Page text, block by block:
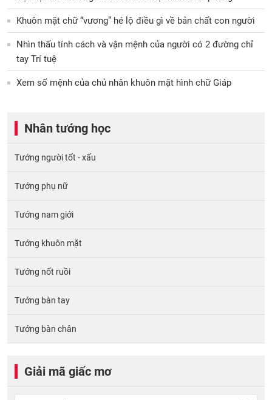
Khuôn mặt chữ “vương” hé lộ điều gì về bản chất con người
Nhìn thấu tính cách và vận mệnh của người có 2 đường chỉ
tay Trí tuệ
Xem số mệnh của chủ nhân khuôn mặt hình chữ Giáp
Nhân tướng học
Tướng người tốt - xấu
Tướng phụ nữ
Tướng nam giới
Tướng khuôn mặt
Tướng nốt ruồi
Tướng bàn tay
Tướng bàn chân
Giải mã giấc mơ